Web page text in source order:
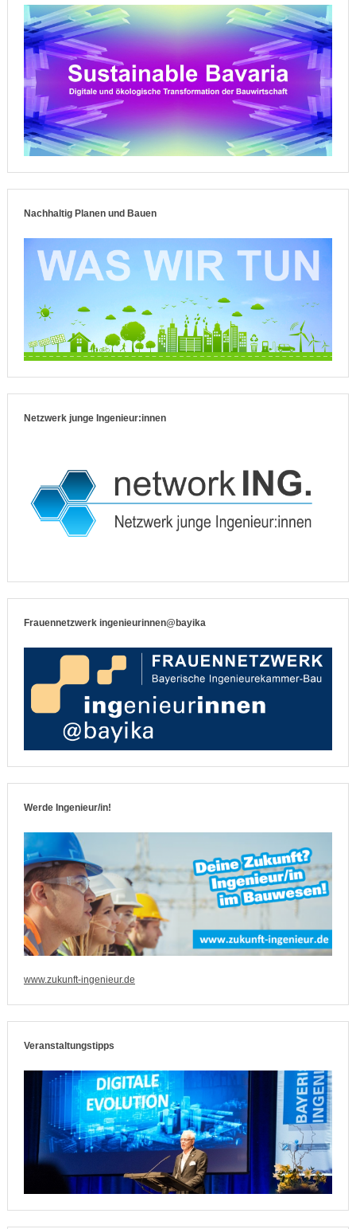
Nachhaltig Planen und Bauen
Netzwerk junge Ingenieur:innen
Frauennetzwerk ingenieurinnen@bayika
Werde Ingenieur/in!
www.zukunft-ingenieur.de
Veranstaltungstipps